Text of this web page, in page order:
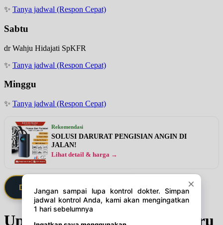
✨ Tanya jadwal (Respon Cepat)
Sabtu
dr Wahju Hidajati SpKFR
✨ Tanya jadwal (Respon Cepat)
Minggu
✨ Tanya jadwal (Respon Cepat)
Rekomendasi
SOLUSI DARURAT PENGISIAN ANGIN DI
JALAN!
Lihat detail & harga →
Daftarkan Saya via Member VIP
Update Jadwal Dokter terbaru